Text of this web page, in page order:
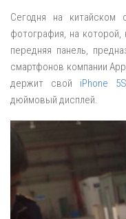
Сегодня на китайском
фотография, на
передняя панель,
смартфонов компании
держит свой iPhone 5S
дюймовый дисплей.